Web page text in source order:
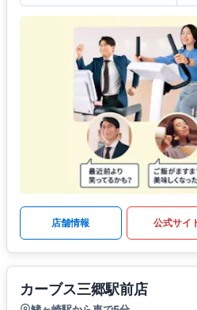
店舗情報 公式サイ
カーブス三郷駅前店